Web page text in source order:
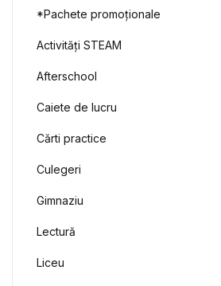
*Pachete promoționale
Activități STEAM
Afterschool
Caiete de lucru
Cărti practice
Culegeri
Gimnaziu
Lectură
Liceu